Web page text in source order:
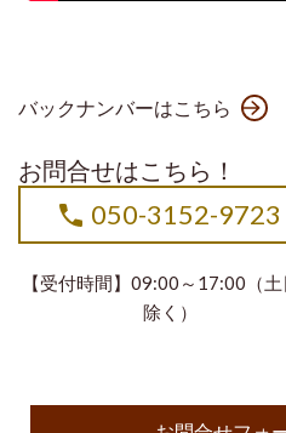
バックナンバーはこちら
お問合せはこちら！
050-3152-9723
【受付時間】09:00～17:00（
除く）